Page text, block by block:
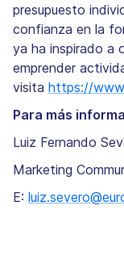
presupuesto
confianza en la
ya ha inspirado a
emprender
visita https://
Para más
Luiz Fernando
Marketing
E: